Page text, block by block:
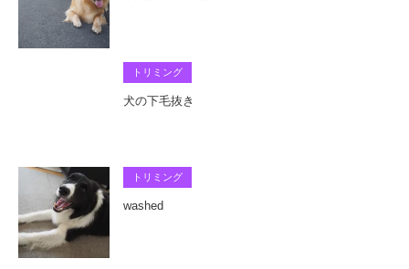
トリミング
犬の下毛抜き
トリミング
washed